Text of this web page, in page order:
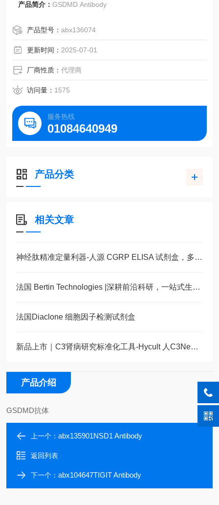
产品简介：GSDMD Antibody
产品型号：abx136074
更新时间： 2025-07-01
厂商性质：代理商
访问量： 1575
服务热线
01084640949
产品分类
相关文章
神经肽精准定量利器-人源 CGRP ELISA 试剂盒，多类型样本直接检测
法国 Bertin Technologies |深耕前沿科研，一站式生命科学解决方案
法国Diaclone 细胞因子检测试剂盒
新品上市｜C3肾病研究标准化工具-Hycult 人C3NeF ELISA试剂盒全新发布
产品介绍
GSDMD抗体
上一个：abx135901NSD1 Antibody
返回列表
下一个：abx104647TIGIT Antibody